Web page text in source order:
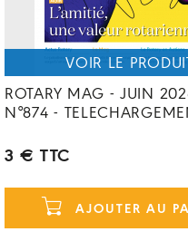
ROTARY MAG - JUIN
N°874 -
3 € TTC
AJOUTER AU